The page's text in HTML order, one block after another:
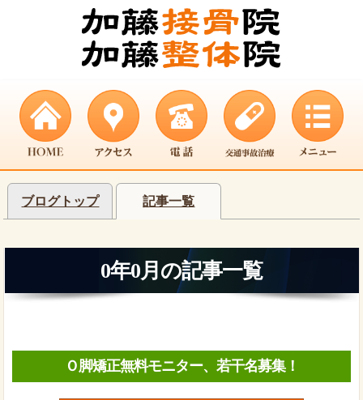
ブログトップ 記事一覧
0年0月の記事一覧
Ｏ脚矯正無料モニター、若干名募集！